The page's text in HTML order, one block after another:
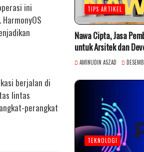
ini
berjalan di
lintas
perangkat
TIPS ARTIKEL
Nawa Cipta, Jasa
untuk Arsitek dan
AMINUDIN ASZAD
TEKNOLOGI